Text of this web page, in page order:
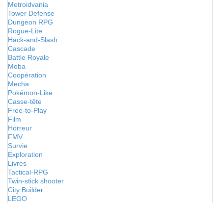
Metroidvania
Tower Defense
Dungeon RPG
Rogue-Lite
Hack-and-Slash
Cascade
Battle Royale
Moba
Coopération
Mecha
Pokémon-Like
Casse-tête
Free-to-Play
Film
Horreur
FMV
Survie
Exploration
Livres
Tactical-RPG
Twin-stick shooter
City Builder
LEGO